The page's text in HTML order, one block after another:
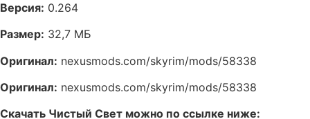
Версия: 0.264
Размер: 32,7 МБ
Оригинал: nexusmods.com/skyrim/mods/58338
Оригинал: nexusmods.com/skyrim/mods/58338
Скачать Чистый Свет можно по ссылке ниже: